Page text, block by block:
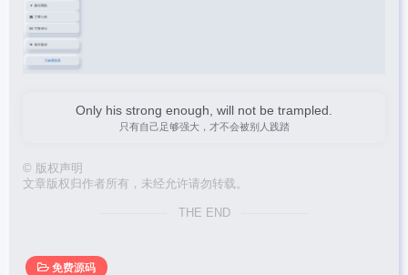
Only his strong enough, will not be trampled.
只有自己足够强大，才不会被别人践踏
© 版权声明
文章版权归作者所有，未经允许请勿转载。
THE END
免费源码